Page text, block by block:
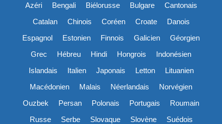
Azéri
Bengali Biélorusse Bulgare
Cantonais
Catalan
Chinois Coréen Croate
Danois
Espagnol
Estonien Finnois Galicien
Géorgien
Grec
Hébreu Hindi Hongrois
Indonésien
Islandais
Italien Japonais Letton
Lituanien
Macédonien
Malais Néerlandais
Norvégien
Ouzbek
Persan Polonais Portugais
Roumain
Russe
Serbe Slovaque Slovène
Suédois